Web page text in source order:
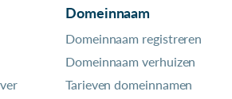
Domeinnaam
Domeinnaam registreren
Domeinnaam verhuizen
Tarieven domeinnamen